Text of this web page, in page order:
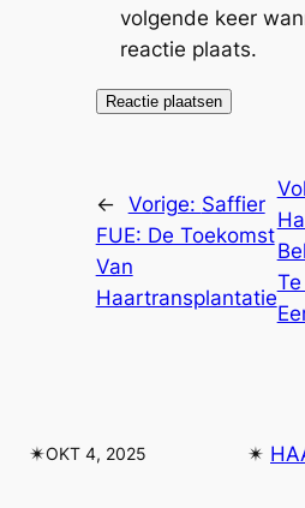
volgende keer
reactie plaats.
← Vorige: Saffier
FUE: De Toekomst
Van
Haartransplantatie
✴︎OKT 4, 2025 ✴︎